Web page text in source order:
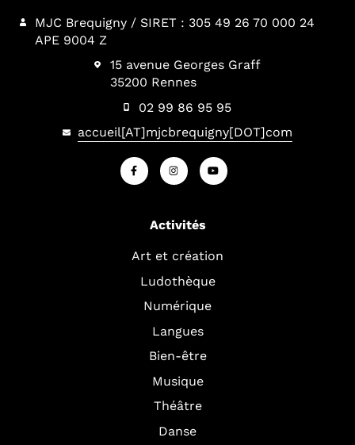
MJC Brequigny / SIRET : 305 49 26 70 000 24
APE 9004 Z
15 avenue Georges Graff
35200 Rennes
02 99 86 95 95
accueil[AT]mjcbrequigny[DOT]com
Activités
Art et création
Ludothèque
Numérique
Langues
Bien-être
Musique
Théâtre
Danse